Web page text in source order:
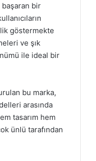
bir
göstermekte
ve şık
ile ideal bir
bu marka,
arasında
tasarım hem
ünlü tarafından